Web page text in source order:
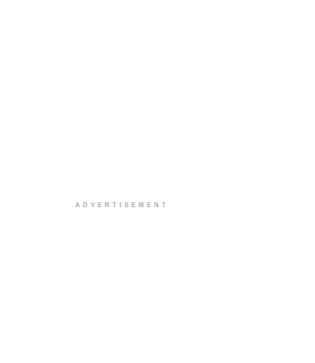
ADVERTISEMENT